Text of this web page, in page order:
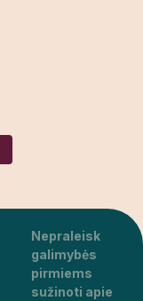
Nepraleisk
galimybės
pirmiems
sužinoti apie